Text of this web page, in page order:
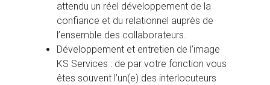
attendu un réel développement de la
confiance et du relationnel auprès de
l’ensemble des collaborateurs.
Développement et entretien de l’image
KS Services : de par votre fonction vous
êtes souvent l’un(e) des interlocuteurs